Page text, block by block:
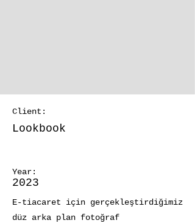
Client:
Lookbook
Year:
2023
E-tiacaret için gerçekleştirdiğimiz
düz arka plan fotoğraf